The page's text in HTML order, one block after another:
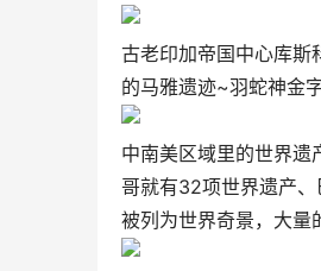
古老印加帝国中心库斯
的马雅遗迹~羽蛇神金
中南美区域里的世界遗
哥就有32项世界遗产
被列为世界奇景，大量